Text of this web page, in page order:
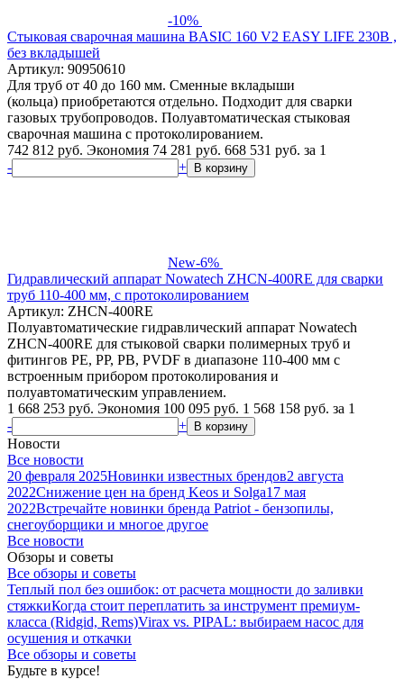
-10%
Стыковая сварочная машина BASIC 160 V2 EASY LIFE 230В ,
без вкладышей
Артикул: 90950610
Для труб от 40 до 160 мм. Сменные вкладыши
(кольца) приобретаются отдельно. Подходит для сварки
газовых трубопроводов. Полуавтоматическая стыковая
сварочная машина с протоколированием.
742 812 руб. Экономия 74 281 руб. 668 531 руб. за 1
-
+ В корзину
New-6%
Гидравлический аппарат Nowatech ZHCN-400RE для сварки
труб 110-400 мм, с протоколированием
Артикул: ZHCN-400RE
Полуавтоматические гидравлический аппарат Nowatech
ZHCN-400RE для стыковой сварки полимерных труб и
фитингов PE, PP, PB, PVDF в диапазоне 110-400 мм с
встроенным прибором протоколирования и
полуавтоматическим управлением.
1 668 253 руб. Экономия 100 095 руб. 1 568 158 руб. за 1
-
+ В корзину
Новости
Все новости
20 февраля 2025Новинки известных брендов2 августа
2022Снижение цен на бренд Keos и Solga17 мая
2022Встречайте новинки бренда Patriot - бензопилы,
снегоуборщики и многое другое
Все новости
Обзоры и советы
Все обзоры и советы
Теплый пол без ошибок: от расчета мощности до заливки
стяжкиКогда стоит переплатить за инструмент премиум-
класса (Ridgid, Rems)Virax vs. PIPAL: выбираем насос для
осушения и откачки
Все обзоры и советы
Будьте в курсе!